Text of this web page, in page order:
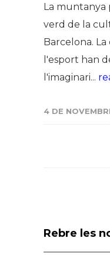
La muntanya
verd de la
Barcelona.
l'esport han
l'imaginari...
4 DE
Rebre les